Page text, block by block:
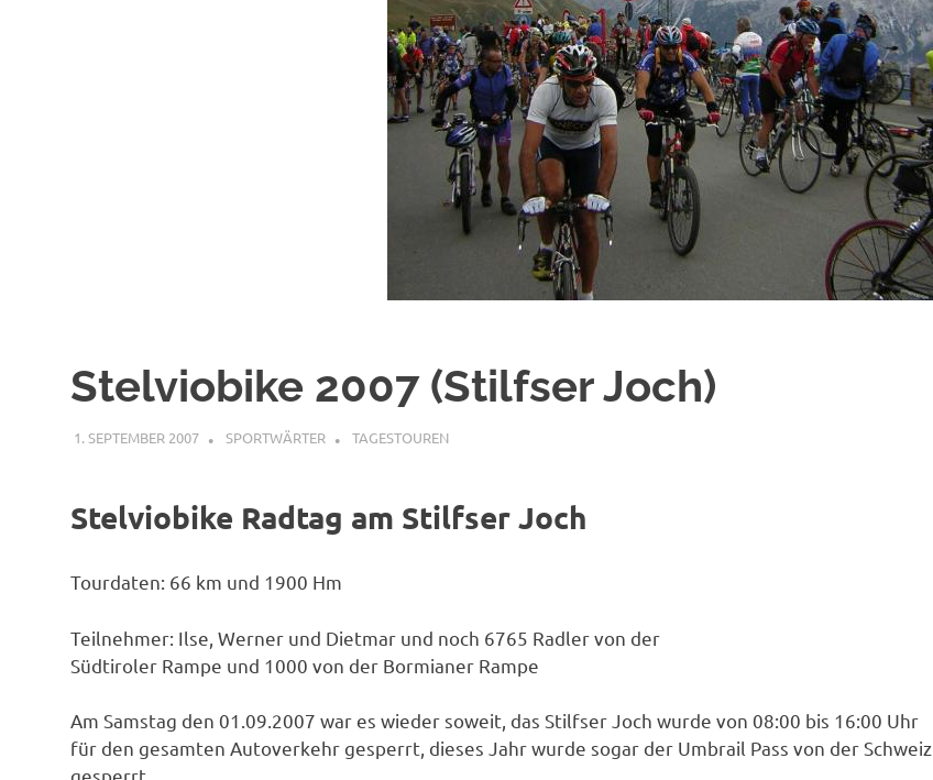
Stelviobike 2007 (Stilfser Joch)
1. SEPTEMBER 2007 SPORTWÄRTER TAGESTOUREN
Stelviobike Radtag am Stilfser Joch
Tourdaten: 66 km und 1900 Hm
Teilnehmer: Ilse, Werner und Dietmar und noch 6765 Radler von der
Südtiroler Rampe und 1000 von der Bormianer Rampe
Am Samstag den 01.09.2007 war es wieder soweit, das Stilfser Joch wurde von 08:00 bis 16:00 Uhr
für den gesamten Autoverkehr gesperrt, dieses Jahr wurde sogar der Umbrail Pass von der Schweiz
gesperrt.